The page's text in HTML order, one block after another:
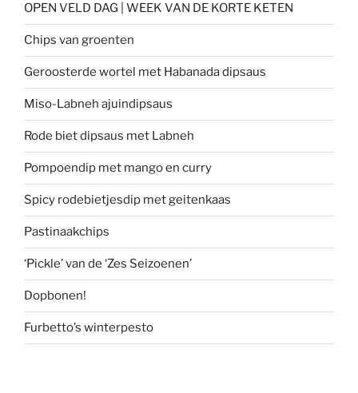
OPEN VELD DAG | WEEK VAN DE KORTE KETEN
Chips van groenten
Geroosterde wortel met Habanada dipsaus
Miso-Labneh ajuindipsaus
Rode biet dipsaus met Labneh
Pompoendip met mango en curry
Spicy rodebietjesdip met geitenkaas
Pastinaakchips
‘Pickle’ van de ‘Zes Seizoenen’
Dopbonen!
Furbetto’s winterpesto